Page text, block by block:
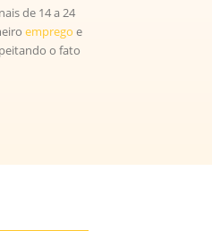
de 14 a 24
emprego e
o fato